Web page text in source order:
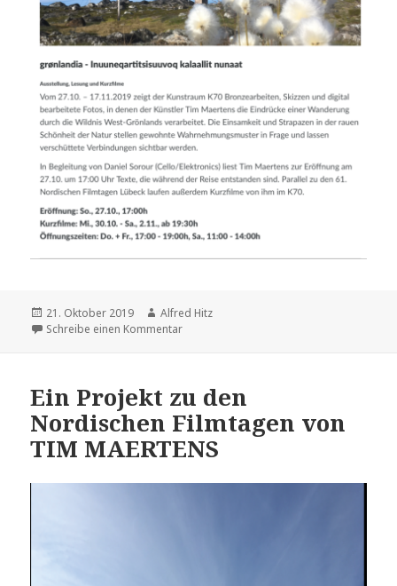
Veröffentlicht
am
21. Oktober 2019 Autor
Alfred Hitz
Schreibe einen Kommentar
Ein Projekt zu den
Nordischen Filmtagen von
TIM MAERTENS